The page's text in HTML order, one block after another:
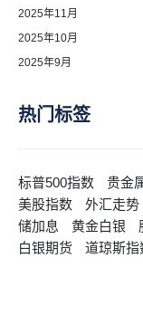
2025年11月
2025年10月
2025年9月
热门标签
标普500指数 贵金
美股指数
外汇走势
储加息
黄金白银
白银期货
道琼斯指